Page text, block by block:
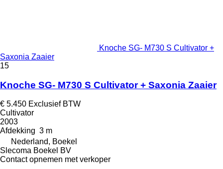
Knoche SG- M730 S Cultivator +
Saxonia Zaaier
15
Knoche SG- M730 S Cultivator + Saxonia Zaaier
€ 5.450 Exclusief BTW
Cultivator
2003
Afdekking 3 m
Nederland, Boekel
Slecoma Boekel BV
Contact opnemen met verkoper